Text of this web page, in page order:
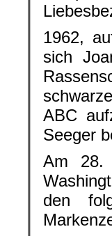
1962,
sich
ABC
Seeger
Am 28.
den